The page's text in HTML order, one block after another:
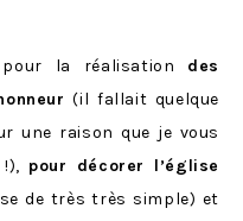
la réalisation des
(il fallait quelque
une raison que je vous
pour décorer l’église
de très très simple) et